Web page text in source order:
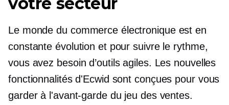
Le monde du commerce électronique est en
constante évolution et pour suivre le rythme,
vous avez besoin d’outils agiles. Les nouvelles
fonctionnalités d'Ecwid sont conçues pour vous
garder à l'avant-garde du jeu des ventes.